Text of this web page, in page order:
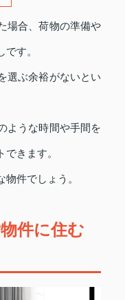
場合、荷物の準備や
す。
選ぶ余裕がないとい
ような時間や手間を
きます。
件でしょう。
件に住む